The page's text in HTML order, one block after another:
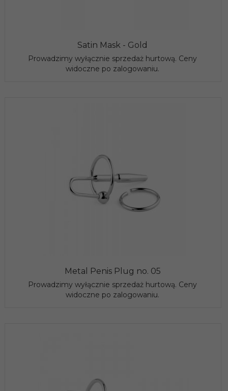
Satin Mask - Gold
Prowadzimy wyłącznie sprzedaż hurtową. Ceny
widoczne po zalogowaniu.
Metal Penis Plug no. 05
Prowadzimy wyłącznie sprzedaż hurtową. Ceny
widoczne po zalogowaniu.